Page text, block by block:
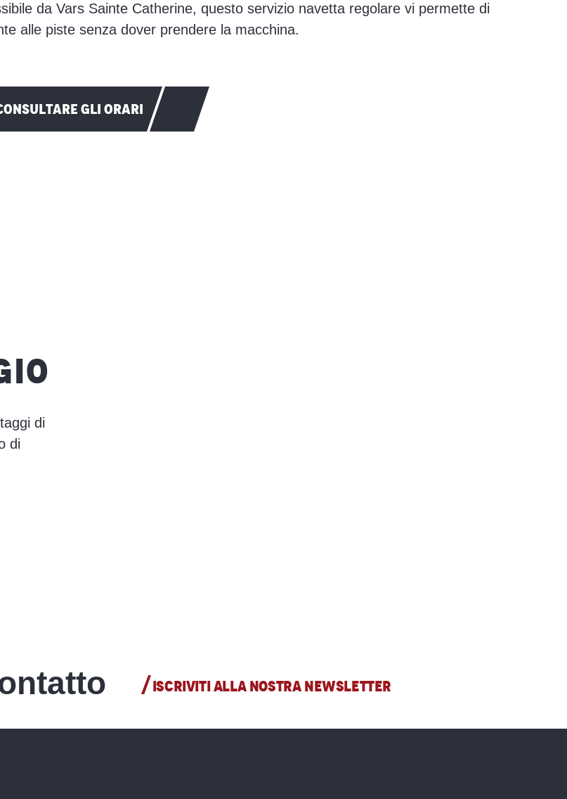
da Vars Sainte Catherine, questo servizio navetta regolare vi permette di
alle piste senza dover prendere la macchina.
GLI ORARI
di
di
ISCRIVITI ALLA NOSTRA NEWSLETTER